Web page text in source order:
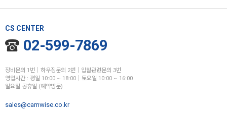
CS CENTER
02-599-7869
장비문의 1번│하우징문의 2번│입찰관련문의 3번
영업시간 : 평일 10:00 ~ 18:00│토요일 10:00 ~ 16:00
일요일 공휴일 (예약방문)
sales@camwise.co.kr